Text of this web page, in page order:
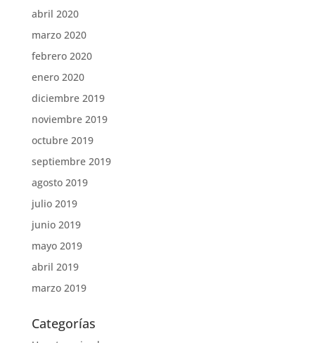
abril 2020
marzo 2020
febrero 2020
enero 2020
diciembre 2019
noviembre 2019
octubre 2019
septiembre 2019
agosto 2019
julio 2019
junio 2019
mayo 2019
abril 2019
marzo 2019
Categorías